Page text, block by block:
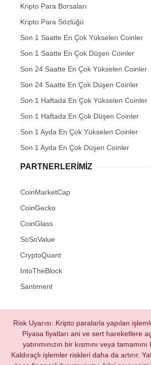
Kripto Para Borsaları
Kripto Para Sözlüğü
Son 1 Saatte En Çok Yükselen Coinler
Son 1 Saatte En Çok Düşen Coinler
Son 24 Saatte En Çok Yükselen Coinler
Son 24 Saatte En Çok Düşen Coinler
Son 1 Haftada En Çok Yükselen Coinler
Son 1 Haftada En Çok Düşen Coinler
Son 1 Ayda En Çok Yükselen Coinler
Son 1 Ayda En Çok Düşen Coinler
PARTNERLERIMIZ
CoinMarketCap
CoinGecko
CoinGlass
SoSoValue
CryptoQuant
IntoTheBlock
Santiment
Risk Uyarısı: Kripto paralarla yapılan
Piyasa fiyatları ani ve sert hareketlere
yatırımınızın bir kısmını veya
Kaldıraçlı işlemler riskleri daha da artırır.